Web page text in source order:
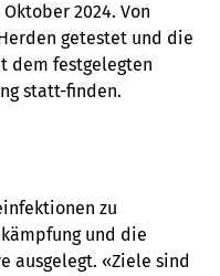
2024. Von
getestet und die
dem festgelegten
statt-finden.
zu
und die
ausgelegt. «Ziele sind